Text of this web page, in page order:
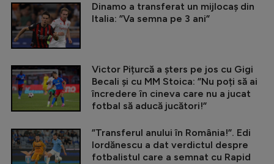
Dinamo a transferat un mijlocaș din
Italia: ”Va semna pe 3 ani”
Victor Pițurcă a șters pe jos cu Gigi
Becali și cu MM Stoica: ”Nu poți să ai
încredere în cineva care nu a jucat
fotbal să aducă jucători!”
”Transferul anului în România!”. Edi
Iordănescu a dat verdictul despre
fotbalistul care a semnat cu Rapid